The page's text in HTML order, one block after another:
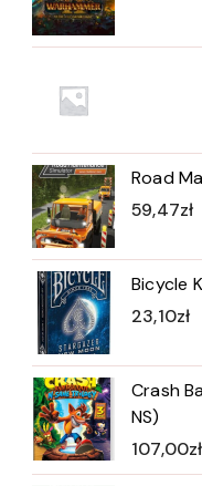
Road
59,47zł
Bicycle
23,10zł
Crash
NS)
107,00zł